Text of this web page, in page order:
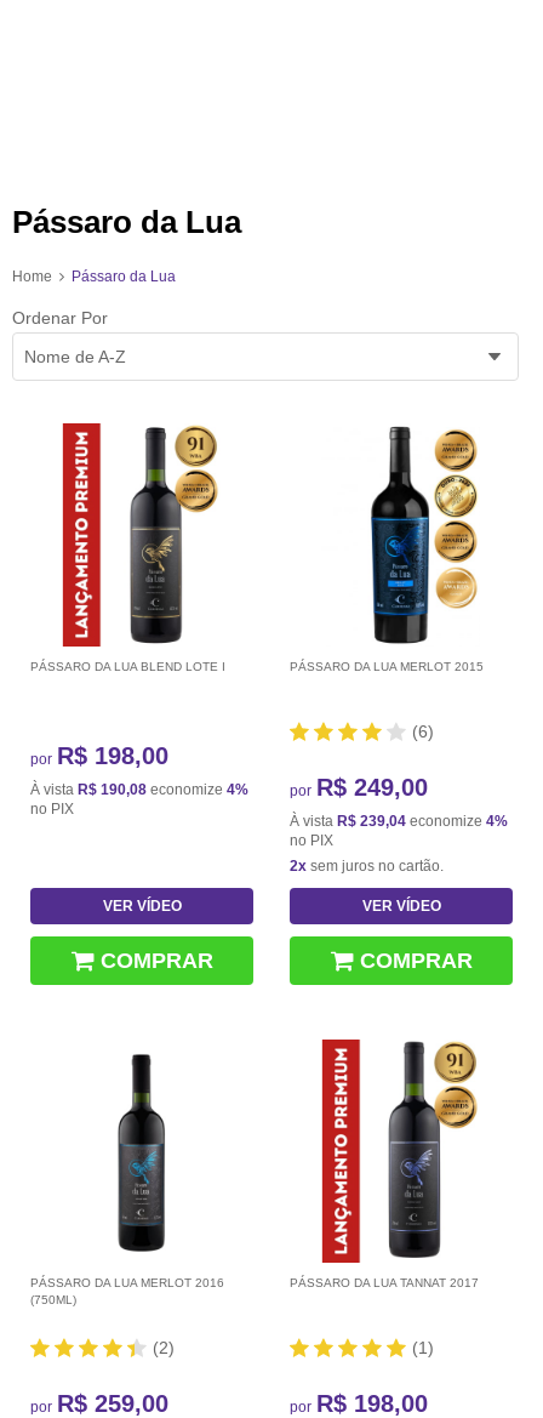
Pássaro da Lua
Home Pássaro da Lua
Ordenar Por
Nome de A-Z
PÁSSARO DA LUA BLEND LOTE I
por R$ 198,00
À vista R$ 190,08 economize 4%
no PIX
VER VÍDEO
COMPRAR
PÁSSARO DA LUA MERLOT 2015
(6)
por R$ 249,00
À vista R$ 239,04 economize 4%
no PIX
2x sem juros no cartão.
VER VÍDEO
COMPRAR
PÁSSARO DA LUA MERLOT 2016
(750ML)
(2)
por R$ 259,00
PÁSSARO DA LUA TANNAT 2017
(1)
por R$ 198,00